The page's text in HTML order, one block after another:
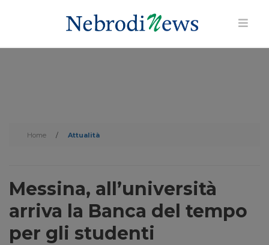
Home / Attualità
Messina, all’università
arriva la Banca del tempo
per gli studenti